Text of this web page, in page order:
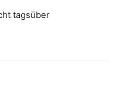
tagsüber